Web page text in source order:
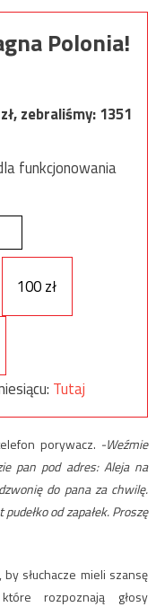
Polonia!
zł, zebraliśmy:1351
funkcjonowania
100 zł
Tutaj
porywacz. -Weźmie
pan pod adres: Aleja na
do pana za chwilę.
od zapałek. Proszę
słuchacze mieli szansę
rozpoznają głosy